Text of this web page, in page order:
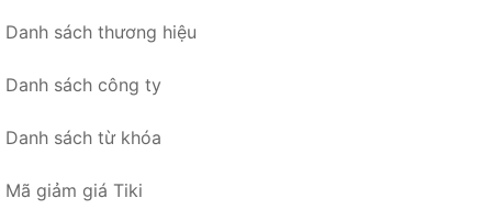
Danh sách thương hiệu
Danh sách công ty
Danh sách từ khóa
Mã giảm giá Tiki